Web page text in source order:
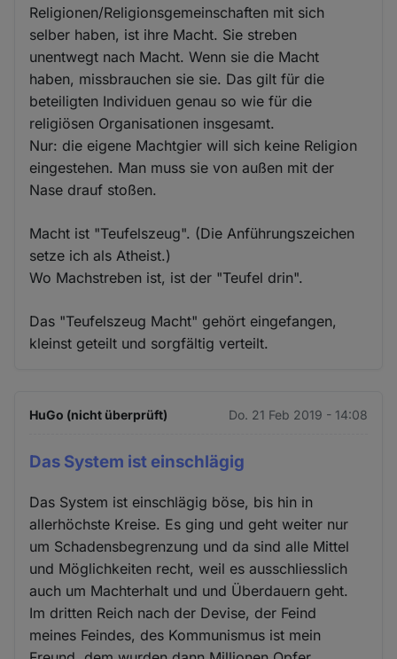
Religionen/Religionsgemeinschaften mit sich
selber haben, ist ihre Macht. Sie streben
unentwegt nach Macht. Wenn sie die Macht
haben, missbrauchen sie sie. Das gilt für die
beteiligten Individuen genau so wie für die
religiösen Organisationen insgesamt.
Nur: die eigene Machtgier will sich keine Religion
eingestehen. Man muss sie von außen mit der
Nase drauf stoßen.
Macht ist "Teufelszeug". (Die Anführungszeichen
setze ich als Atheist.)
Wo Machstreben ist, ist der "Teufel drin".
Das "Teufelszeug Macht" gehört eingefangen,
kleinst geteilt und sorgfältig verteilt.
HuGo (nicht überprüft) Do. 21 Feb 2019 - 14:08
Das System ist einschlägig
Das System ist einschlägig böse, bis hin in
allerhöchste Kreise. Es ging und geht weiter nur
um Schadensbegrenzung und da sind alle Mittel
und Möglichkeiten recht, weil es ausschliesslich
auch um Machterhalt und und Überdauern geht.
Im dritten Reich nach der Devise, der Feind
meines Feindes, des Kommunismus ist mein